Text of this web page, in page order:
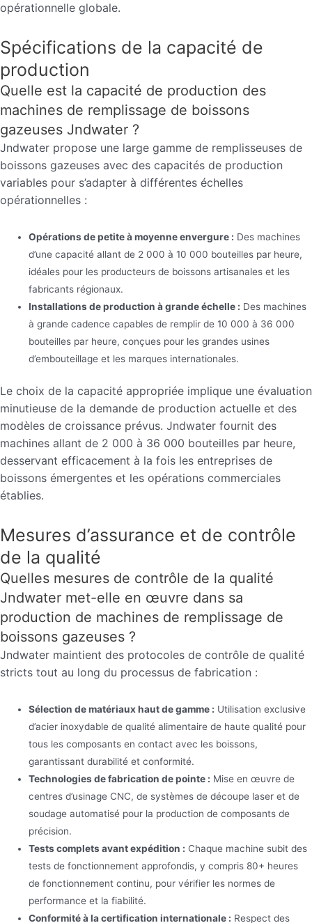
opérationnelle globale.
Spécifications de la capacité de
production
Quelle est la capacité de production des
machines de remplissage de boissons
gazeuses Jndwater ?
Jndwater propose une large gamme de remplisseuses de
boissons gazeuses avec des capacités de production
variables pour s’adapter à différentes échelles
opérationnelles :
Opérations de petite à moyenne envergure : Des machines
d’une capacité allant de 2 000 à 10 000 bouteilles par heure,
idéales pour les producteurs de boissons artisanales et les
fabricants régionaux.
Installations de production à grande échelle : Des machines
à grande cadence capables de remplir de 10 000 à 36 000
bouteilles par heure, conçues pour les grandes usines
d’embouteillage et les marques internationales.
Le choix de la capacité appropriée implique une évaluation
minutieuse de la demande de production actuelle et des
modèles de croissance prévus. Jndwater fournit des
machines allant de 2 000 à 36 000 bouteilles par heure,
desservant efficacement à la fois les entreprises de
boissons émergentes et les opérations commerciales
établies.
Mesures d’assurance et de contrôle
de la qualité
Quelles mesures de contrôle de la qualité
Jndwater met-elle en œuvre dans sa
production de machines de remplissage de
boissons gazeuses ?
Jndwater maintient des protocoles de contrôle de qualité
stricts tout au long du processus de fabrication :
Sélection de matériaux haut de gamme : Utilisation exclusive
d’acier inoxydable de qualité alimentaire de haute qualité pour
tous les composants en contact avec les boissons,
garantissant durabilité et conformité.
Technologies de fabrication de pointe : Mise en œuvre de
centres d’usinage CNC, de systèmes de découpe laser et de
soudage automatisé pour la production de composants de
précision.
Tests complets avant expédition : Chaque machine subit des
tests de fonctionnement approfondis, y compris 80+ heures
de fonctionnement continu, pour vérifier les normes de
performance et la fiabilité.
Conformité à la certification internationale : Respect des